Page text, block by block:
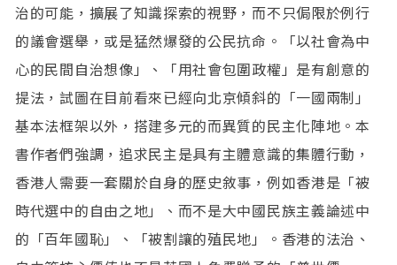
治的可能，擴展了知識探索的視野，而不只侷限於例行
的議會選舉，或是猛然爆發的公民抗命。「以社會為中
心的民間自治想像」、「用社會包圍政權」是有創意的
提法，試圖在目前看來已經向北京傾斜的「一國兩制」
基本法框架以外，搭建多元的而異質的民主化陣地。本
書作者們強調，追求民主是具有主體意識的集體行動，
香港人需要一套關於自身的歷史敘事，例如香港是「被
時代選中的自由之地」、而不是大中國民族主義論述中
的「百年國恥」、「被割讓的殖民地」。香港的法治、